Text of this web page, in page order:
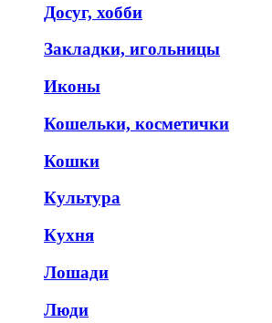
Досуг, хобби
Закладки, игольницы
Иконы
Кошельки, косметички
Кошки
Культура
Кухня
Лошади
Люди